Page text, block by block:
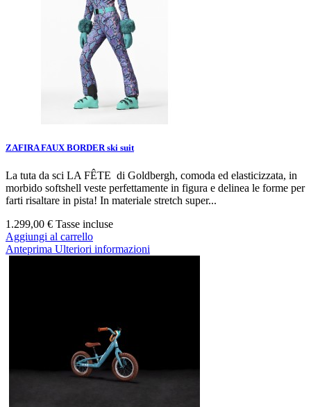
ZAFIRA FAUX BORDER ski suit
La tuta da sci LA FÊTE di Goldbergh, comoda ed elasticizzata, in
morbido softshell veste perfettamente in figura e delinea le forme per
farti risaltare in pista! In materiale stretch super...
1.299,00 € Tasse incluse
Aggiungi al carrello
Anteprima Ulteriori informazioni